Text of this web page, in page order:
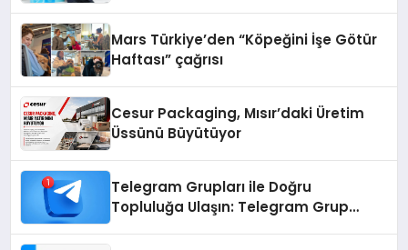
Mars Türkiye’den “Köpeğini İşe Götür
Haftası” çağrısı
Cesur Packaging, Mısır’daki Üretim
Üssünü Büyütüyor
Telegram Grupları ile Doğru
Topluluğa Ulaşın: Telegram Grup